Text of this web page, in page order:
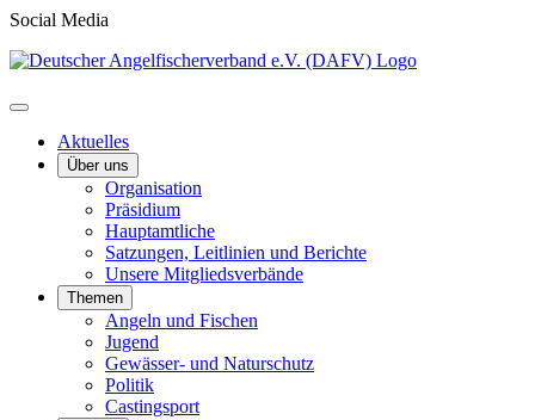
Social Media
Aktuelles
Über uns
Organisation
Präsidium
Hauptamtliche
Satzungen, Leitlinien und Berichte
Unsere Mitgliedsverbände
Themen
Angeln und Fischen
Jugend
Gewässer- und Naturschutz
Politik
Castingsport